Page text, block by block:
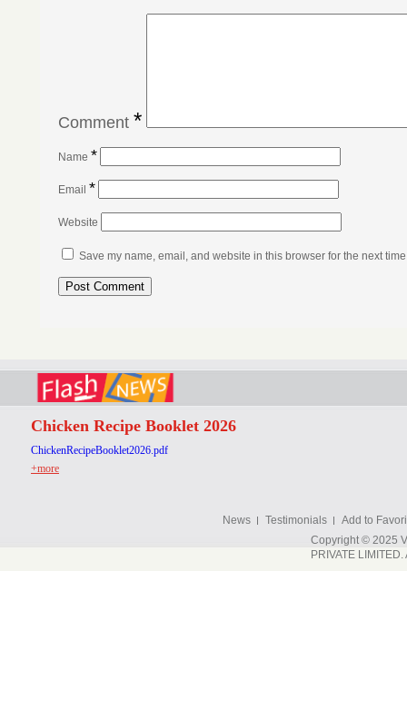
Comment *
Name *
Email *
Website
Save my name, email, and website in this browser for the next
Chicken Recipe Booklet 2026
ChickenRecipeBooklet2026.pdf
+more
News Testimonials
Add to
Copyright © 2025
PRIVATE